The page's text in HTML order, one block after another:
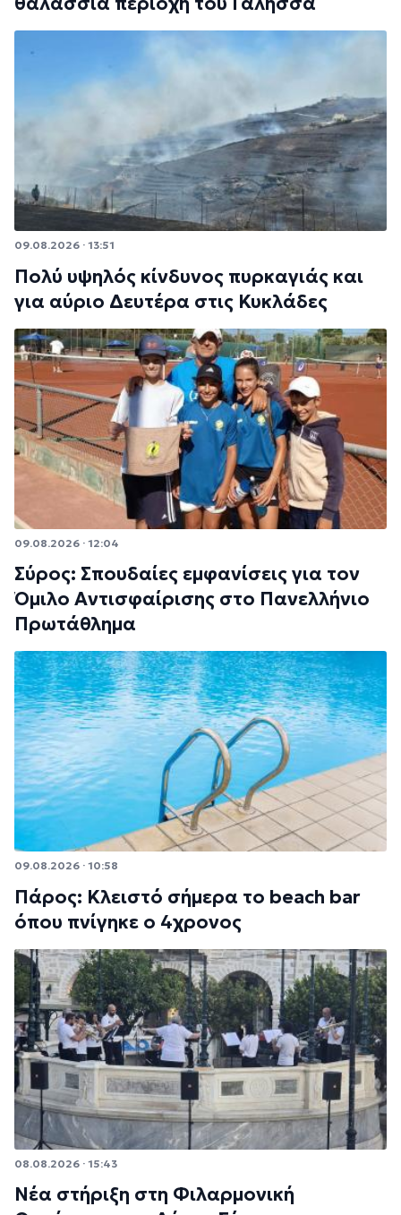
09.08.2026 · 13:51
Πολύ υψηλός κίνδυνος πυρκαγιάς και
για αύριο Δευτέρα στις Κυκλάδες
09.08.2026 · 12:04
Σύρος: Σπουδαίες εμφανίσεις για τον
Όμιλο Αντισφαίρισης στο Πανελλήνιο
Πρωτάθλημα
09.08.2026 · 10:58
Πάρος: Κλειστό σήμερα το beach bar
όπου πνίγηκε ο 4χρονος
08.08.2026 · 15:43
Νέα στήριξη στη Φιλαρμονική